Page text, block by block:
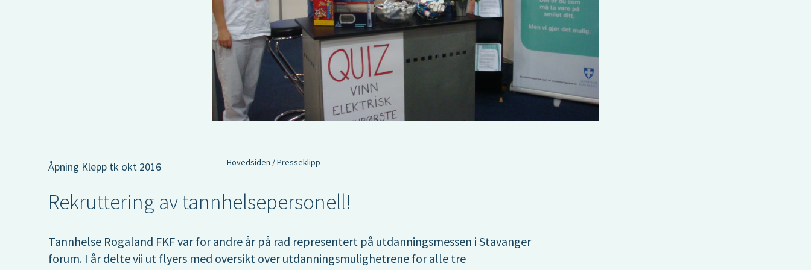
Åpning Klepp tk okt 2016 Hovedsiden Presseklipp
Rekruttering av tannhelsepersonell!
Tannhelse Rogaland FKF var for andre år på rad representert på utdanningsmessen i Stavanger
forum. I år delte vii ut flyers med oversikt over utdanningsmulighetrene for alle tre